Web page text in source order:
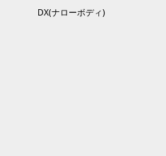
DX(ナローボディ)